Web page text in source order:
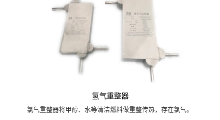
氢气重整器
氯气重整器将甲醇、水等清洁燃料做重整传热，存在氯气。